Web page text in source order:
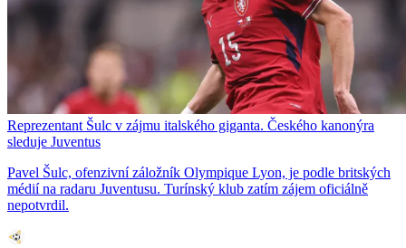
Reprezentant Šulc v zájmu italského giganta. Českého kanonýra
sleduje Juventus
Pavel Šulc, ofenzivní záložník Olympique Lyon, je podle britských
médií na radaru Juventusu. Turínský klub zatím zájem oficiálně
nepotvrdil.